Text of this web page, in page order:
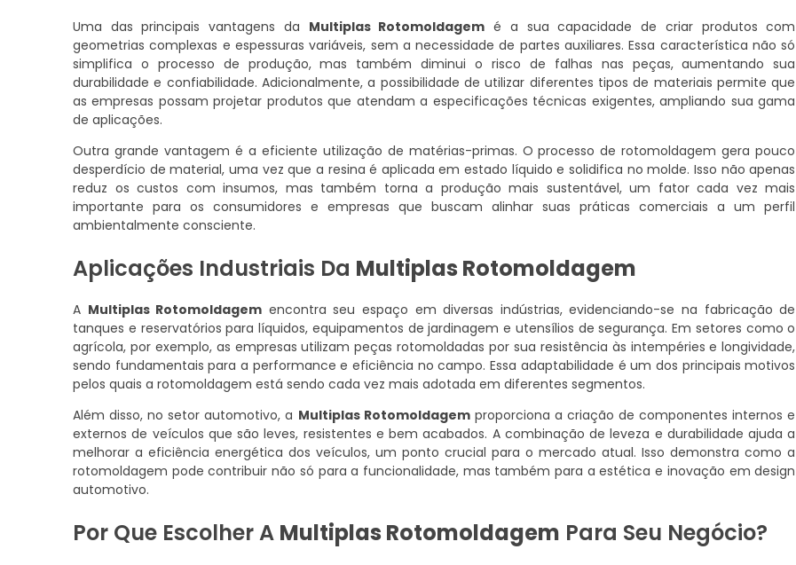
Uma das principais vantagens da Multiplas Rotomoldagem é a sua capacidade de criar produtos com
geometrias complexas e espessuras variáveis, sem a necessidade de partes auxiliares. Essa característica não só
simplifica o processo de produção, mas também diminui o risco de falhas nas peças, aumentando sua
durabilidade e confiabilidade. Adicionalmente, a possibilidade de utilizar diferentes tipos de materiais permite que
as empresas possam projetar produtos que atendam a especificações técnicas exigentes, ampliando sua gama
de aplicações.
Outra grande vantagem é a eficiente utilização de matérias-primas. O processo de rotomoldagem gera pouco
desperdício de material, uma vez que a resina é aplicada em estado líquido e solidifica no molde. Isso não apenas
reduz os custos com insumos, mas também torna a produção mais sustentável, um fator cada vez mais
importante para os consumidores e empresas que buscam alinhar suas práticas comerciais a um perfil
ambientalmente consciente.
Aplicações Industriais Da Multiplas Rotomoldagem
A Multiplas Rotomoldagem encontra seu espaço em diversas indústrias, evidenciando-se na fabricação de
tanques e reservatórios para líquidos, equipamentos de jardinagem e utensílios de segurança. Em setores como o
agrícola, por exemplo, as empresas utilizam peças rotomoldadas por sua resistência às intempéries e longividade,
sendo fundamentais para a performance e eficiência no campo. Essa adaptabilidade é um dos principais motivos
pelos quais a rotomoldagem está sendo cada vez mais adotada em diferentes segmentos.
Além disso, no setor automotivo, a Multiplas Rotomoldagemproporciona a criação de componentes internos e
externos de veículos que são leves, resistentes e bem acabados. A combinação de leveza e durabilidade ajuda a
melhorar a eficiência energética dos veículos, um ponto crucial para o mercado atual. Isso demonstra como a
rotomoldagem pode contribuir não só para a funcionalidade, mas também para a estética e inovação em design
automotivo.
Por Que Escolher A Multiplas Rotomoldagem Para Seu Negócio?